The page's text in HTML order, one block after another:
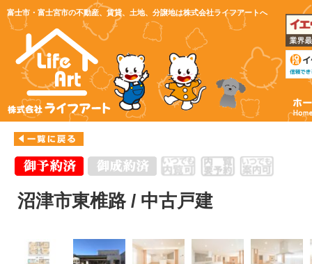
富士市・富士宮市の不動産、賃貸、土地、分譲地は株式会社ライフアートへ
沼津市東椎路 / 中古戸建